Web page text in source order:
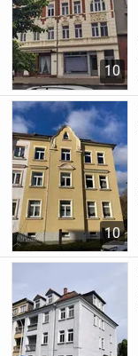
10
10